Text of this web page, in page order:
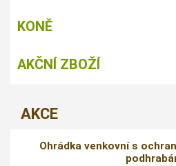
KONĚ
AKČNÍ ZBOŽÍ
AKCE
Ohrádka venkovní s